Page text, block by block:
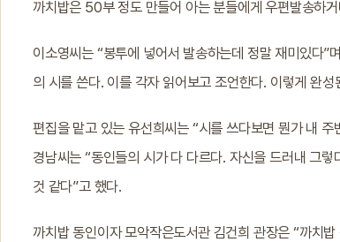
까치밥은 50부 정도 만들어 아는 분들에게 우편발송하
이소영씨는 “봉투에 넣어서 발송하는데 정말 재미있다
의 시를 쓴다. 이를 각자 읽어보고 조언한다. 이렇게 완성
편집을 맡고 있는 유선희씨는 “시를 쓰다보면 뭔가 내
경남씨는 “동인들의 시가 다 다르다. 자신을 드러내 그
것 같다”고 했다.
까치밥 동인이자 모악작은도서관 김건희 관장은 “까치